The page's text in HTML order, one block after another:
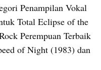
Penampilan Vokal
Total Eclipse of the
Perempuan Terbaik
of Night (1983) dan